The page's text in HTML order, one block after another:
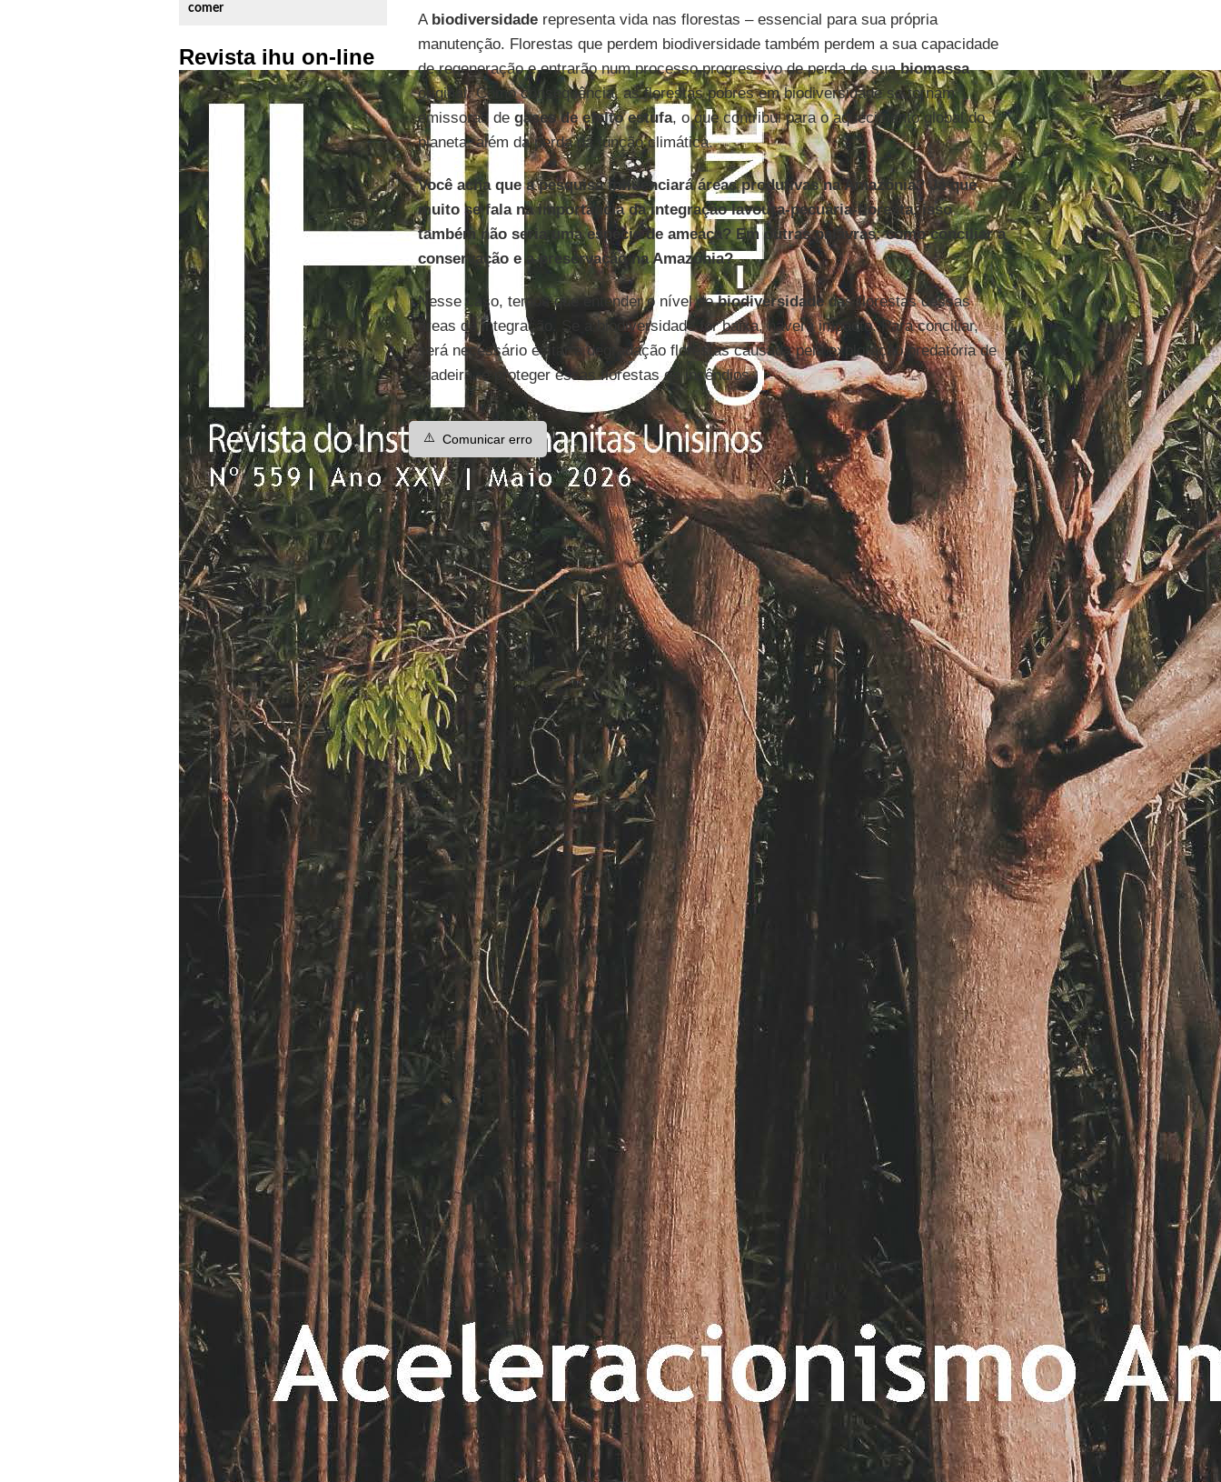
comer
Revista ihu on-line
A biodiversidaderepresenta vida nas florestas – essencial para sua própria
manutenção. Florestas que perdem biodiversidade também perdem a sua capacidade
de regeneração e entrarão num processo progressivo de perda de suabiomassa
original. Como consequência, as florestas pobres em biodiversidade se tornam
emissoras de gases de efeito estufa, o que contribui para o aquecimento global do
planeta, além da perda da função climática.
Você acha que a pesquisa influenciará áreas produtivas na Amazônia? Já que
muito se fala na importância da integração lavoura-pecuária-floresta, isso
também não seria uma espécie de ameaça? Em outras palavras: como conciliar a
conservação e a preservação na Amazônia?
Nesse caso, temos que entender o nível debiodiversidadedas florestas dessas
áreas de integração. Se a biodiversidade for baixa, haverá impacto. Para conciliar,
será necessário evitar a degradação florestas causada pela exploração predatória de
madeira, e proteger essas florestas de incêndios.
⚠️ Comunicar erro